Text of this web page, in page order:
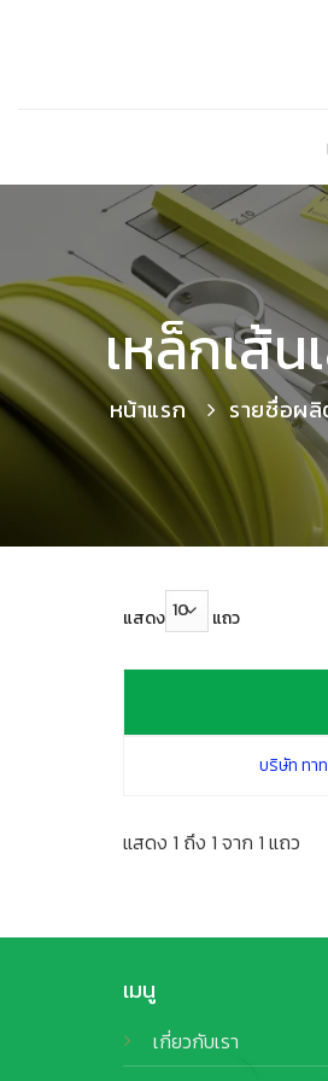
เหล็กเส้
หน้าแรก รายชื่อผ
แสดง แถว
บริษัท ทา
แสดง 1 ถึง 1 จาก 1 แถว
เมนู
เกี่ยวกับเรา